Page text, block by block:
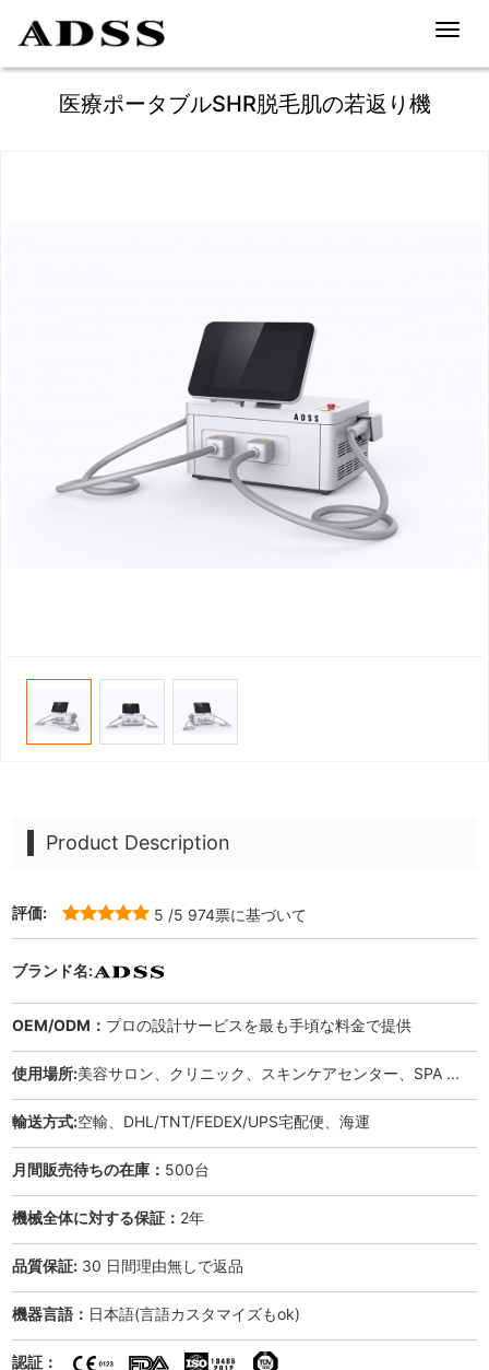
医療ポータブルSHR脱毛肌の若返り機
Product Description
評価: 5 /5 974票に基づいて
ブランド名:
OEM/ODM： プロの設計サービスを最も手頃な料金で提供
使用場所:美容サロン、クリニック、スキンケアセンター、SPA ...
輸送方式:空輸、DHL/TNT/FEDEX/UPS宅配便、海運
月間販売待ちの在庫： 500台
機械全体に対する保証： 2年
品質保証: 30 日間理由無しで返品
機器言語： 日本語(言語カスタマイズもok)
認証：